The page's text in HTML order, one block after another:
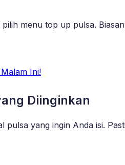
menu top up pulsa.
Ini!
Diinginkan
yang ingin Anda isi.